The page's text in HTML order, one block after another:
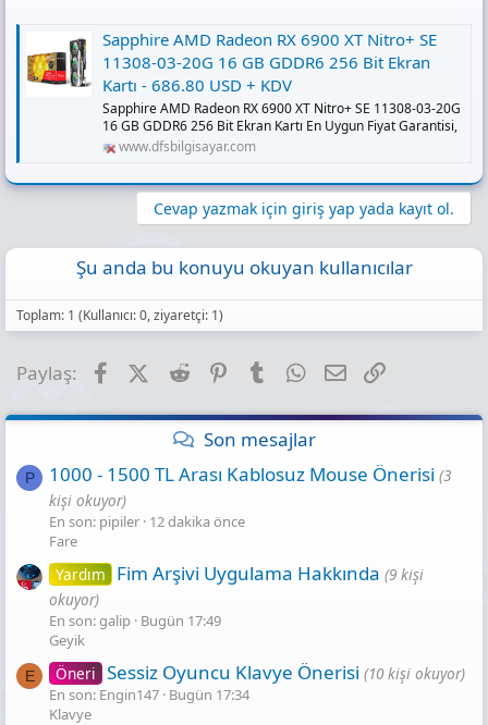
Sapphire AMD Radeon RX 6900 XT Nitro+ SE
11308-03-20G 16 GB GDDR6 256 Bit Ekran
Kartı - 686.80 USD + KDV
Sapphire AMD Radeon RX 6900 XT Nitro+ SE 11308-03-20G
16 GB GDDR6 256 Bit Ekran Kartı En Uygun Fiyat Garantisi,
www.dfsbilgisayar.com
Cevap yazmak için giriş yap yada kayıt ol.
Şu anda bu konuyu okuyan kullanıcılar
Toplam: 1 (Kullanıcı: 0, ziyaretçi: 1)
Paylaş: FacebookX (Twitter)
Reddit PinterestTumblr WhatsApp
E-posta
Son mesajlar
P 1000 - 1500 TL Arası Kablosuz Mouse Önerisi (3
kişi okuyor)
En son: pipiler 12 dakika önce
Fare
Yardım Fim Arşivi Uygulama Hakkında (9 kişi
okuyor)
En son: galip Bugün 17:49
Geyik
E Öneri Sessiz Oyuncu Klavye Önerisi (10 kişi okuyor)
En son: Engin147 Bugün 17:34
Klavye